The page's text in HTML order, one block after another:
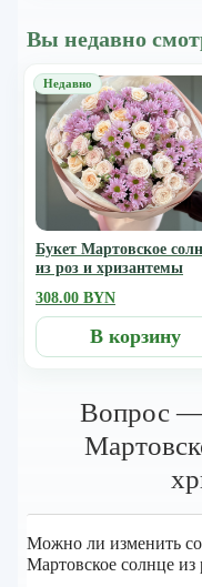
Вы недавно
Букет Мартовское
из роз и хризантемы
308.00 BYN
В корзину
Вопрос —
Можно ли изменить
Мартовское солнце из